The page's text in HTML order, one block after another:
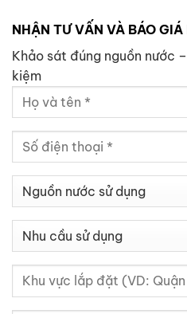
NHẬN TƯ VẤN VÀ BÁO
Khảo sát đúng nguồn nước
kiệm